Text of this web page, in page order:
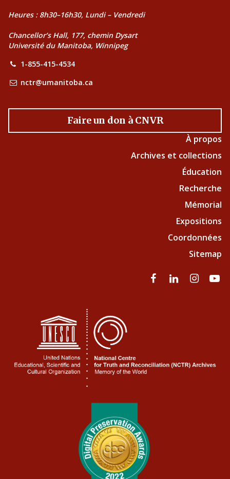
Heures : 8h30–16h30, Lundi – Vendredi
Chancellor’s Hall, 177, chemin Dysart
Université du Manitoba, Winnipeg
1-855-415-4534
nctr@umanitoba.ca
Faire un don à CNVR
À propos
Archives et collections
Éducation
Recherche
Mémorial
Expositions
Coordonnées
Sitemap